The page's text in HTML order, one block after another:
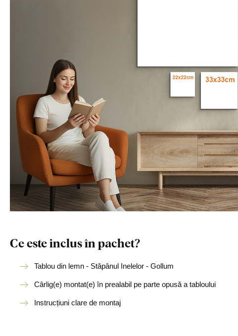
Ce este inclus în pachet?
Tablou din lemn - Stăpânul Inelelor - Gollum
Cârlig(e) montat(e) în prealabil pe parte opusă a tabloului
Instrucțiuni clare de montaj